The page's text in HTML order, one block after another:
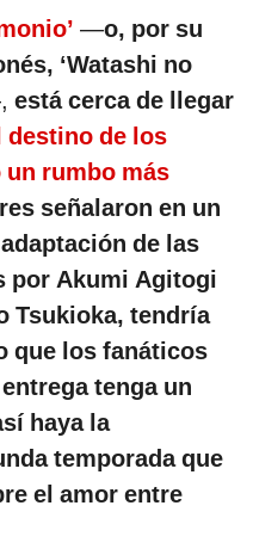
—o, por su
‘Watashi no
está cerca de llegar
destino de los
rumbo más
señalaron en un
de las
por Akumi Agitogi
Tsukioka, tendría
que los fanáticos
tenga un
haya la
temporada que
el amor entre